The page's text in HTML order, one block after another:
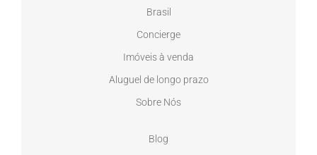
Brasil
Concierge
Imóveis à venda
Aluguel de longo prazo
Sobre Nós
Blog